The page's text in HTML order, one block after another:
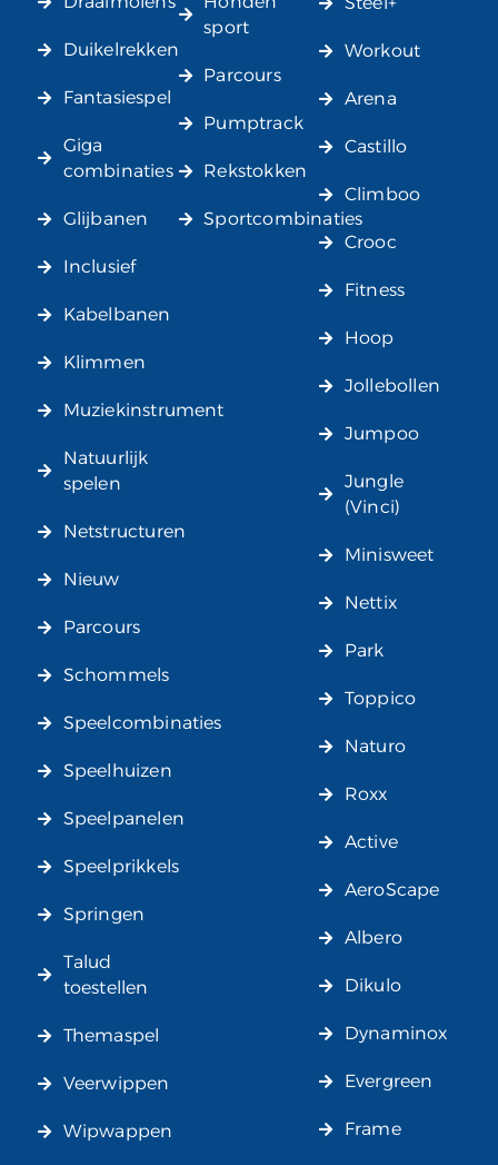
Duikelrekken
Fantasiespel
Giga
combinaties
Glijbanen
Inclusief
Kabelbanen
Klimmen
Muziekinstrument
Natuurlijk
spelen
Netstructuren
Nieuw
Parcours
Schommels
Speelcombinaties
Speelhuizen
Speelpanelen
Speelprikkels
Springen
Talud
toestellen
Themaspel
Veerwippen
Wipwappen
sport
Parcours
Pumptrack
Rekstokken
Sportcombinaties
Workout
Arena
Castillo
Climboo
Crooc
Fitness
Hoop
Jollebollen
Jumpoo
Jungle
(Vinci)
Minisweet
Nettix
Park
Toppico
Naturo
Roxx
Active
AeroScape
Albero
Dikulo
Dynaminox
Evergreen
Frame